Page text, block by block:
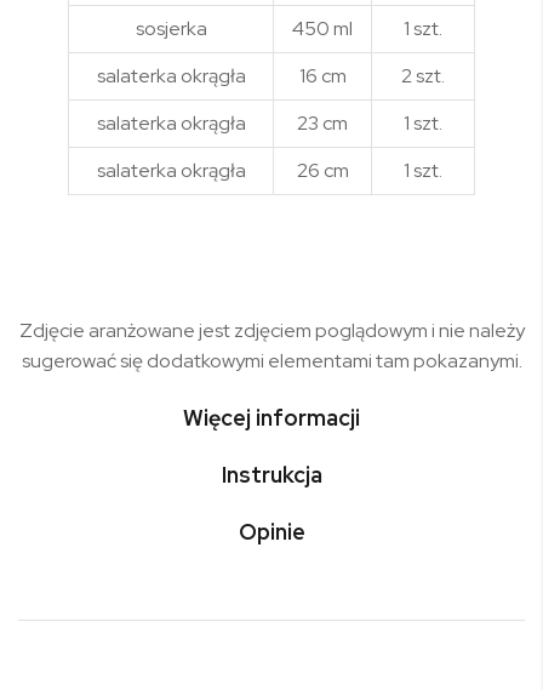
sosjerka 450 ml
1 szt.
salaterka okrągła
16 cm
2 szt.
salaterka okrągła
23 cm
1 szt.
salaterka okrągła
26 cm 1 szt.
Zdjęcie aranżowane jest zdjęciem poglądowym i nie należy
sugerować się dodatkowymi elementami tam pokazanymi.
Więcej informacji
Instrukcja
Opinie